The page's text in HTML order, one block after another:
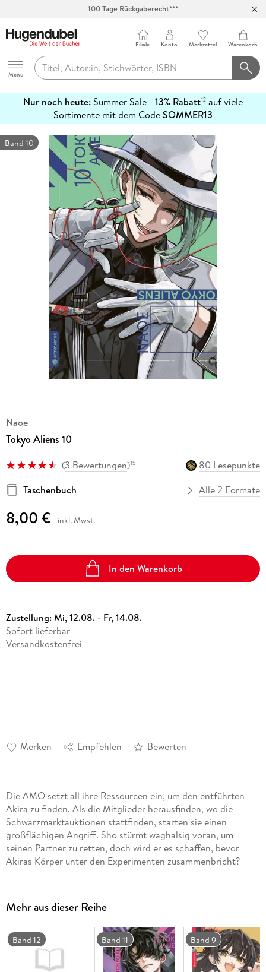
100 Tage Rückgaberecht***
Hugendubel
Menu
Filiale Konto Merkzettel Warenkorb
Nur noch heute: Summer Sale - 13% Rabatt12 auf viele
Sortimente mit dem CodeSOMMER13
erfahren
Band 10
Naoe
Tokyo Aliens 10
(3 Bewertungen)15
80 Lesepunkte
Taschenbuch
Alle 2 Formate
8,00 € inkl. Mwst.
In den Warenkorb
Zustellung:Mi, 12.08. - Fr, 14.08.
Sofort lieferbar
Versandkostenfrei
Merken Empfehlen Bewerten
Die AMO setzt all ihre Ressourcen ein, um den entführten
Akira zu finden. Als die Mitglieder herausfinden, wo die
Schwarzmarktauktionen stattfinden, starten sie einen
großflächigen Angriff. Sho stürmt waghalsig voran, um
seinen Partner zu retten, doch wird er es schaffen, bevor
Akiras Körper unter den Experimenten zusammenbricht?
Mehr aus dieser Reihe
Band 12 Band 11 Band 9